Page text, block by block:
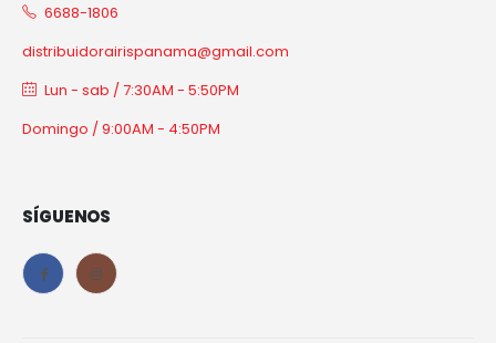
6688-1806
distribuidorairispanama@gmail.com
Lun - sab / 7:30AM - 5:50PM
Domingo / 9:00AM - 4:50PM
SÍGUENOS